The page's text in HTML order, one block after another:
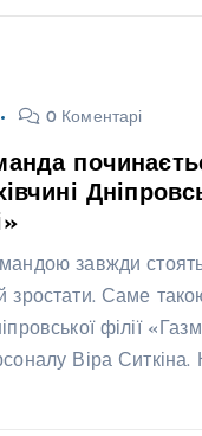
0 Коментарі
завжди
зростати. Саме
філії
Віра Ситкіна.